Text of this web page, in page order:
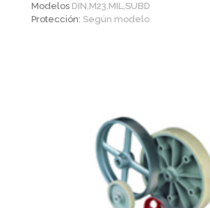
ModelosDIN,M23,MIL,SUBD
Protección: Según modelo